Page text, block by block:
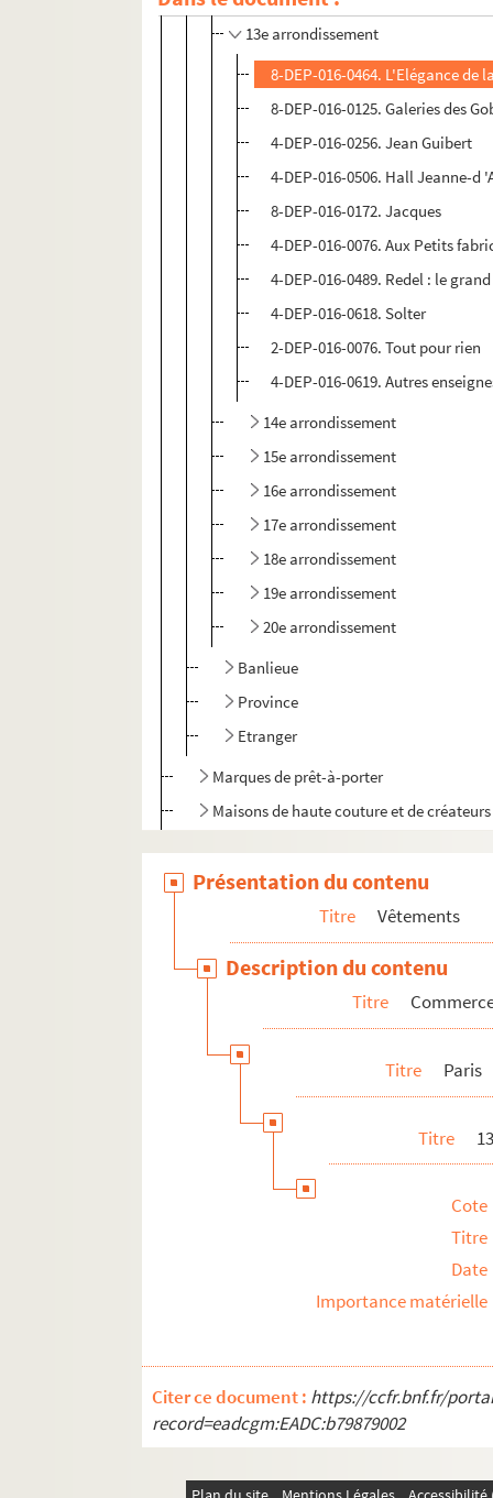
13e arrondissement
8-DEP-016-0464. L'Elégance de
8-DEP-016-0125. Galeries des
4-DEP-016-0256. Jean Guibert
4-DEP-016-0506. Hall Jeanne-d
8-DEP-016-0172. Jacques
4-DEP-016-0076. Aux Petits
4-DEP-016-0489. Redel : le
4-DEP-016-0618. Solter
2-DEP-016-0076. Tout pour rien
4-DEP-016-0619. Autres
14e arrondissement
15e arrondissement
16e arrondissement
17e arrondissement
18e arrondissement
19e arrondissement
20e arrondissement
Banlieue
Province
Etranger
Marques de prêt-à-porter
Maisons de haute couture et de créateurs
Chaussures
Accessoires
Présentation du contenu
Titre Vêtements
Description du contenu
Titre
Titre Paris
Titre
Cote
Titre
Date
Importance matérielle
Citer ce document : https://ccfr.bnf.fr/
record=eadcgm:EADC:b79879002